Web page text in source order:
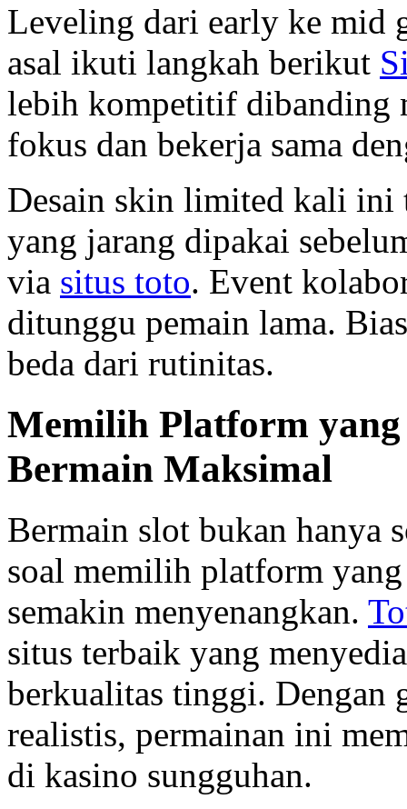
Leveling dari early ke mid
asal ikuti langkah berikut
lebih kompetitif dibanding
fokus dan bekerja sama
Desain skin limited kali ini
yang jarang dipakai
via situs toto. Event
ditunggu pemain lama.
beda dari rutinitas.
Memilih Platform yang
Bermain Maksimal
Bermain slot bukan hanya
soal memilih platform
semakin menyenangkan.
situs terbaik yang
berkualitas tinggi. Dengan
realistis, permainan ini
di kasino sungguhan.